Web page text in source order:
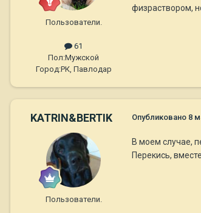
Пользователи.
61
Пол:Мужской
Город:РК, Павлодар
физраствором,
KATRIN&BERTIK
Пользователи.
Опубликовано 8
В моем случае,
Перекись,